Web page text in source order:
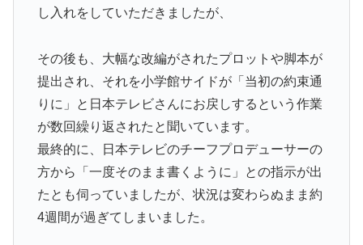
し入れをしていただきましたが、
その後も、大幅な改編がされたプロットや脚本が
提出され、それを小学館サイドが「当初の約束通
りに」と日本テレビさんにお戻しするという作業
が数回繰り返されたと聞いています。
最終的に、日本テレビのチーフプロデューサーの
方から「一度そのまま書くように」との指示が出
たとも伺っていましたが、状況は変わらぬまま約
4週間が過ぎてしまいました。